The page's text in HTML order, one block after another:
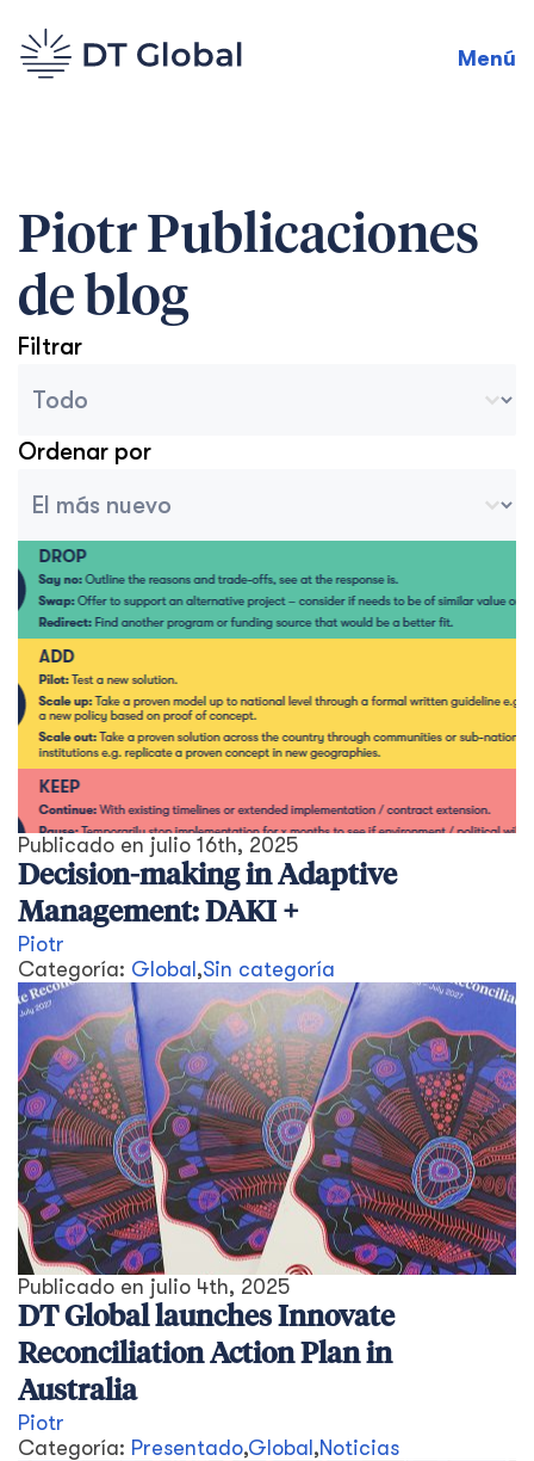
Menú
Piotr Publicaciones
de blog
Filtrar
Ordenar por
Publicado en julio 16th, 2025
Decision-making in Adaptive
Management: DAKI +
Piotr
Categoría: Global ,Sin categoría
Publicado en julio 4th, 2025
DT Global launches Innovate
Reconciliation Action Plan in
Australia
Piotr
Categoría: Presentado,Global ,Noticias